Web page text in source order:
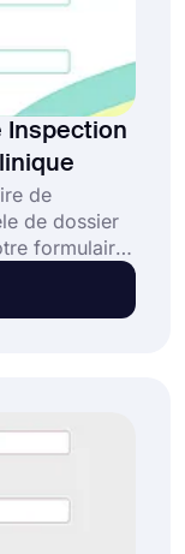
Inspection
de
de dossier
formulaire